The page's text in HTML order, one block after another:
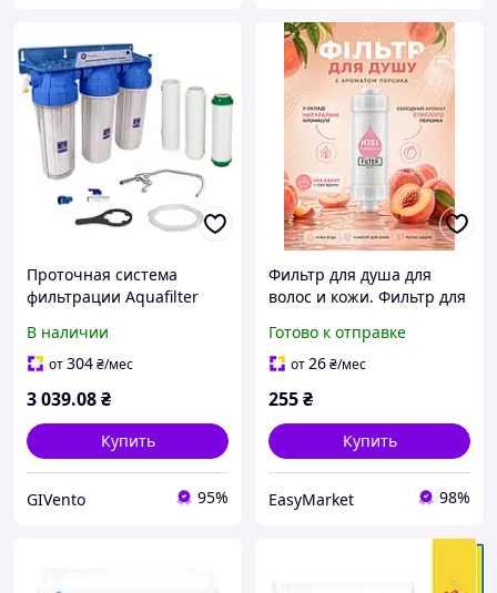
Проточная система
фильтрации Aquafilter
ступени очистки
В наличии
от304₴/мес
3 039.08₴
Купить
GIVento 95%
Фильтр для душа для
волос и кожи. Фильтр для
ароматом персика.
Фильтр для воды
Готово к отправке
от26₴/мес
255₴
Купить
EasyMarket 98%